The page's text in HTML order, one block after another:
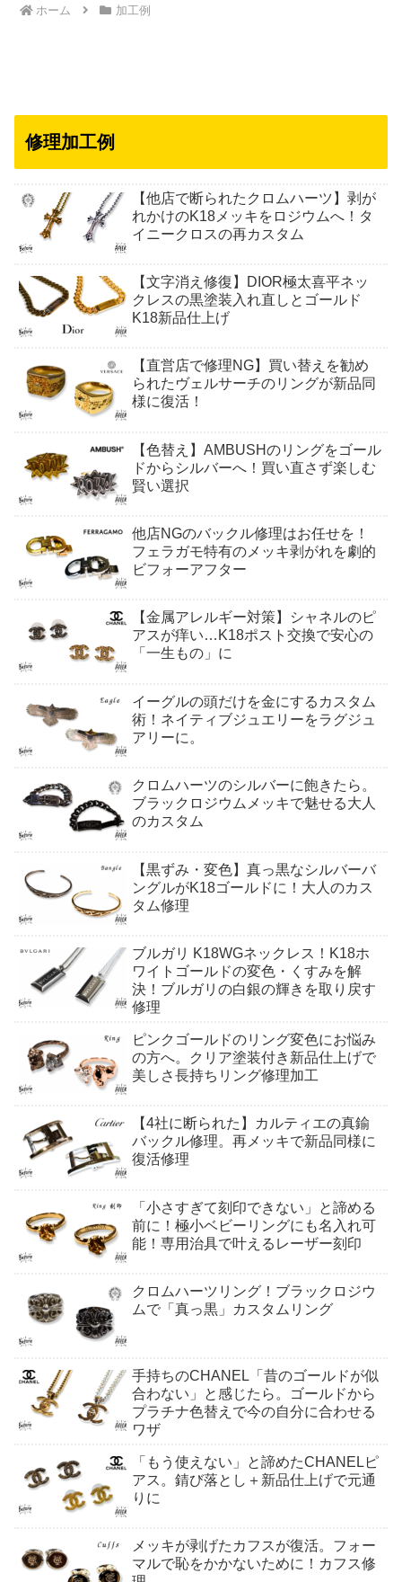
ホーム 加工例
修理加工例
【他店で断られたクロムハーツ】剥が
れかけのK18メッキをロジウムへ！タ
イニークロスの再カスタム
【文字消え修復】DIOR極太喜平ネッ
クレスの黒塗装入れ直しとゴールド
K18新品仕上げ
【直営店で修理NG】買い替えを勧め
られたヴェルサーチのリングが新品同
様に復活！
【色替え】AMBUSHのリングをゴール
ドからシルバーへ！買い直さず楽しむ
賢い選択
他店NGのバックル修理はお任せを！
フェラガモ特有のメッキ剥がれを劇的
ビフォーアフター
【金属アレルギー対策】シャネルのピ
アスが痒い…K18ポスト交換で安心の
「一生もの」に
イーグルの頭だけを金にするカスタム
術！ネイティブジュエリーをラグジュ
アリーに。
クロムハーツのシルバーに飽きたら。
ブラックロジウムメッキで魅せる大人
のカスタム
【黒ずみ・変色】真っ黒なシルバーバ
ングルがK18ゴールドに！大人のカス
タム修理
ブルガリ K18WGネックレス！K18ホ
ワイトゴールドの変色・くすみを解
決！ブルガリの白銀の輝きを取り戻す
修理
ピンクゴールドのリング変色にお悩み
の方へ。クリア塗装付き新品仕上げで
美しさ長持ちリング修理加工
【4社に断られた】カルティエの真鍮
バックル修理。再メッキで新品同様に
復活修理
「小さすぎて刻印できない」と諦める
前に！極小ベビーリングにも名入れ可
能！専用治具で叶えるレーザー刻印
クロムハーツリング！ブラックロジウ
ムで「真っ黒」カスタムリング
手持ちのCHANEL「昔のゴールドが似
合わない」と感じたら。ゴールドから
プラチナ色替えで今の自分に合わせる
ワザ
「もう使えない」と諦めたCHANELピ
アス。錆び落とし＋新品仕上げで元通
りに
メッキが剥げたカフスが復活。フォー
マルで恥をかかないために！カフス修